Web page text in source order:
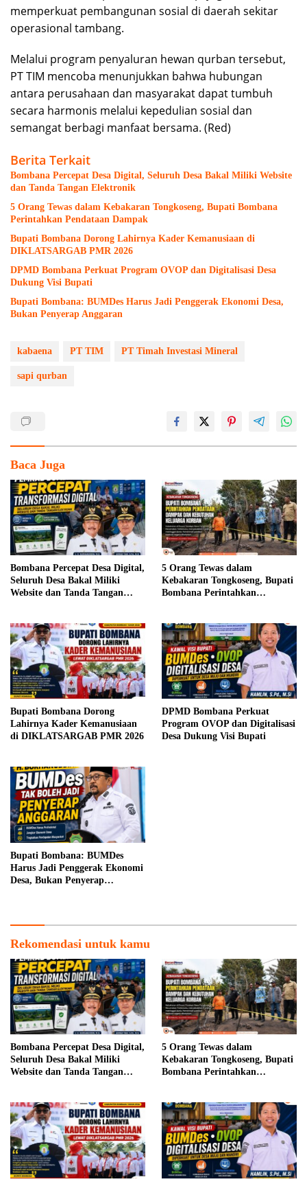
memperkuat pembangunan sosial di daerah sekitar
operasional tambang.
Melalui program penyaluran hewan qurban tersebut,
PT TIM mencoba menunjukkan bahwa hubungan
antara perusahaan dan masyarakat dapat tumbuh
secara harmonis melalui kepedulian sosial dan
semangat berbagi manfaat bersama. (Red)
Berita Terkait
Bombana Percepat Desa Digital, Seluruh Desa Bakal Miliki Website
dan Tanda Tangan Elektronik
5 Orang Tewas dalam Kebakaran Tongkoseng, Bupati Bombana
Perintahkan Pendataan Dampak
Bupati Bombana Dorong Lahirnya Kader Kemanusiaan di
DIKLATSARGAB PMR 2026
DPMD Bombana Perkuat Program OVOP dan Digitalisasi Desa
Dukung Visi Bupati
Bupati Bombana: BUMDes Harus Jadi Penggerak Ekonomi Desa,
Bukan Penyerap Anggaran
kabaena PT TIM PT Timah Investasi Mineral
sapi qurban
Baca Juga
Bombana Percepat Desa Digital,
Seluruh Desa Bakal Miliki
Website dan Tanda Tangan
5 Orang Tewas dalam
Kebakaran Tongkoseng, Bupati
Bombana Perintahkan
Bupati Bombana Dorong
Lahirnya Kader Kemanusiaan
di DIKLATSARGAB PMR 2026
DPMD Bombana Perkuat
Program OVOP dan Digitalisasi
Desa Dukung Visi Bupati
Bupati Bombana: BUMDes
Harus Jadi Penggerak Ekonomi
Desa, Bukan Penyerap
Rekomendasi untuk kamu
Bombana Percepat Desa Digital,
Seluruh Desa Bakal Miliki
Website dan Tanda Tangan
5 Orang Tewas dalam
Kebakaran Tongkoseng, Bupati
Bombana Perintahkan